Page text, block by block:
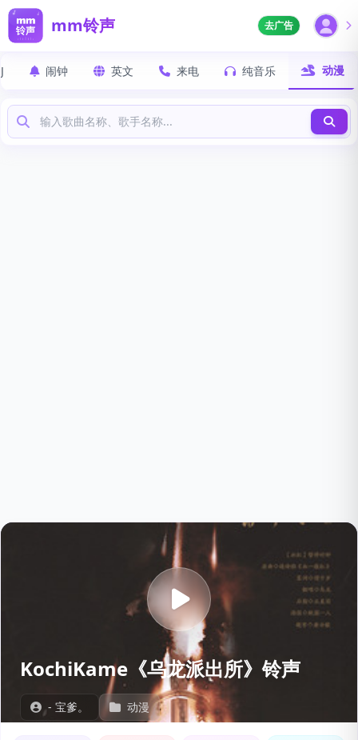
mm铃声 去广告
闹钟 英文 来电 纯音乐 动漫
KochiKame《乌龙派出所》铃声
- 宝爹。 动漫